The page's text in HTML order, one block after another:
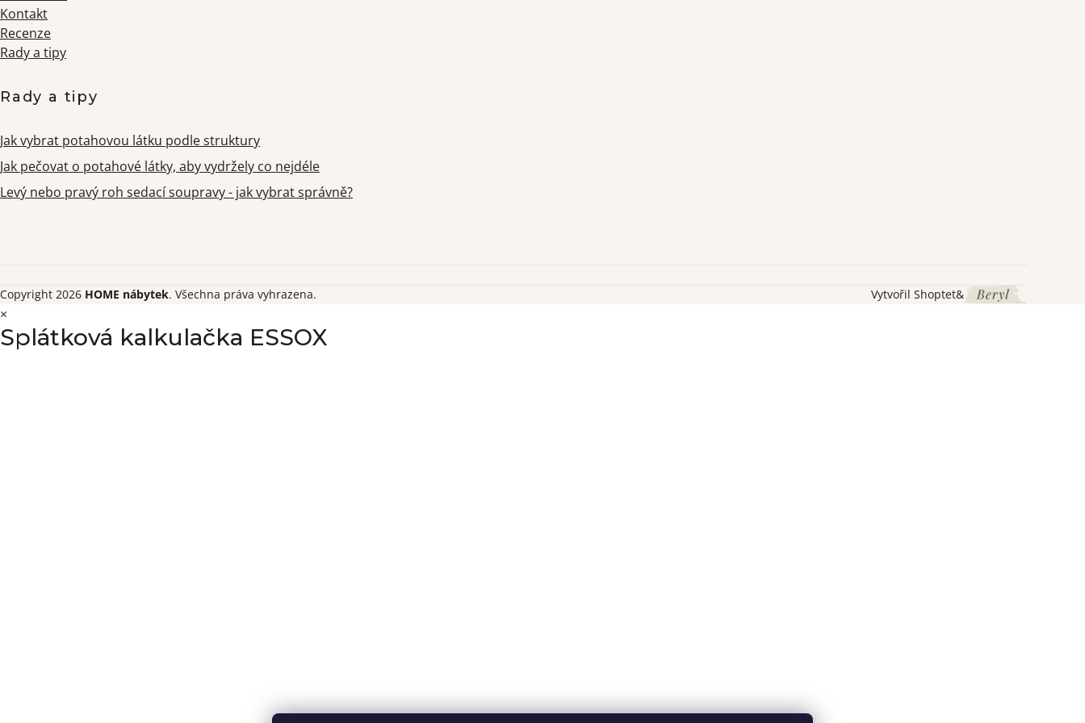
Kontakt
Recenze
Rady a tipy
Rady a tipy
Jak vybrat potahovou látku podle struktury
Jak pečovat o potahové látky, aby vydržely co nejdéle
Levý nebo pravý roh sedací soupravy - jak vybrat správně?
Vytvořil Shoptet&
Copyright 2026 HOME nábytek. Všechna práva vyhrazena.
×
Splátková kalkulačka ESSOX